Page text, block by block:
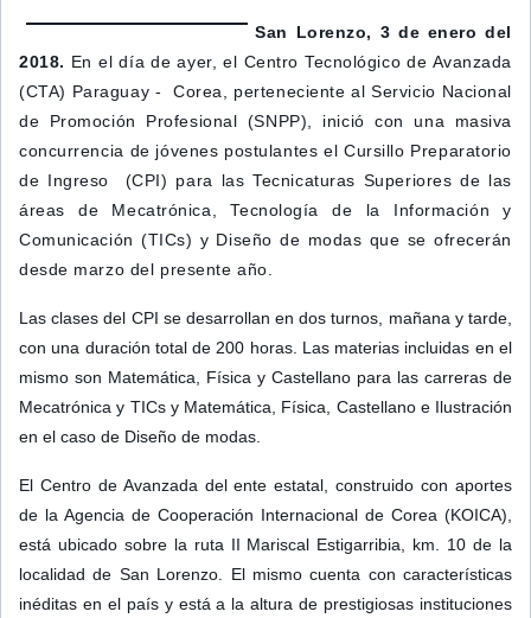
San Lorenzo, 3 de enero del
2018. En el día de ayer, el Centro Tecnológico de Avanzada
(CTA) Paraguay - Corea, perteneciente al Servicio Nacional
de Promoción Profesional (SNPP), inició con una masiva
concurrencia de jóvenes postulantes el Cursillo Preparatorio
de Ingreso (CPI) para las Tecnicaturas Superiores de las
áreas de Mecatrónica, Tecnología de la Información y
Comunicación (TICs) y Diseño de modas que se ofrecerán
desde marzo del presente año.
Las clases del CPI se desarrollan en dos turnos, mañana y tarde,
con una duración total de 200 horas. Las materias incluidas en el
mismo son Matemática, Física y Castellano para las carreras de
Mecatrónica y TICs y Matemática, Física, Castellano e Ilustración
en el caso de Diseño de modas.
El Centro de Avanzada del ente estatal, construido con aportes
de la Agencia de Cooperación Internacional de Corea (KOICA),
está ubicado sobre la ruta II Mariscal Estigarribia, km. 10 de la
localidad de San Lorenzo. El mismo cuenta con características
inéditas en el país y está a la altura de prestigiosas instituciones